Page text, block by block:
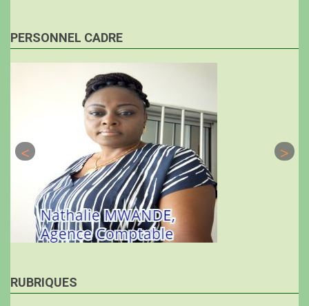
PERSONNEL CADRE
RUBRIQUES